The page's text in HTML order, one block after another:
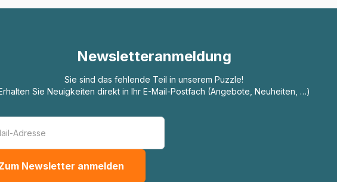
Newsletteranmeldung
Sie sind das fehlende Teil in unserem Puzzle!
Sie Neuigkeiten direkt in Ihr E-Mail-Postfach (Angebote, Neuheiten, …)